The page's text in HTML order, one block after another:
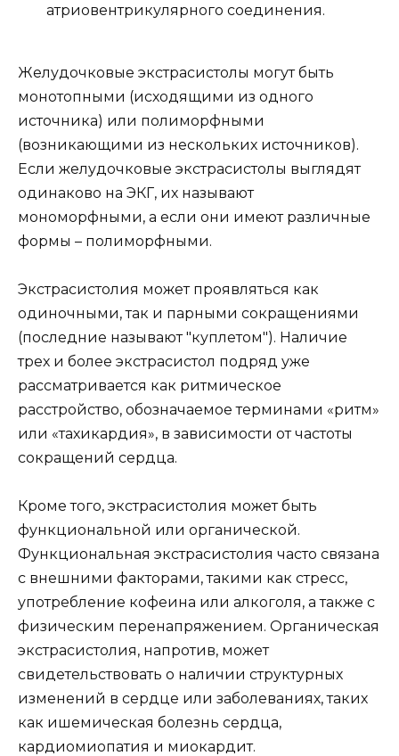
атриовентрикулярного соединения.
Желудочковые экстрасистолы могут быть
монотопными (исходящими из одного
источника) или полиморфными
(возникающими из нескольких источников).
Если желудочковые экстрасистолы выглядят
одинаково на ЭКГ, их называют
мономорфными, а если они имеют различные
формы – полиморфными.
Экстрасистолия может проявляться как
одиночными, так и парными сокращениями
(последние называют "куплетом"). Наличие
трех и более экстрасистол подряд уже
рассматривается как ритмическое
расстройство, обозначаемое терминами «ритм»
или «тахикардия», в зависимости от частоты
сокращений сердца.
Кроме того, экстрасистолия может быть
функциональной или органической.
Функциональная экстрасистолия часто связана
с внешними факторами, такими как стресс,
употребление кофеина или алкоголя, а также с
физическим перенапряжением. Органическая
экстрасистолия, напротив, может
свидетельствовать о наличии структурных
изменений в сердце или заболеваниях, таких
как ишемическая болезнь сердца,
кардиомиопатия и миокардит.